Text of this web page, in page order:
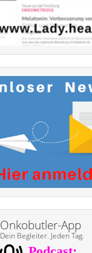
Onkobutler-App
Dein Begleiter. Jeden Tag.